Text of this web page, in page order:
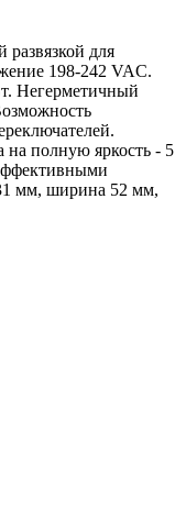
развязкой для
198-242 VAC.
Негерметичный
на полную яркость - 5
мм, ширина 52 мм,